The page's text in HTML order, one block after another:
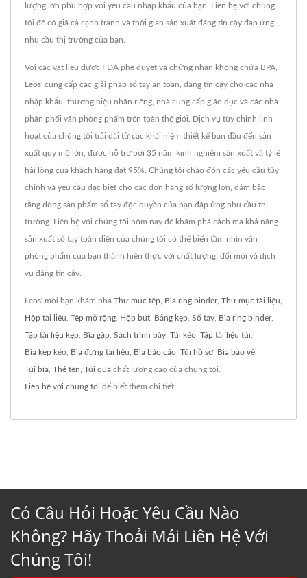
lượng lớn phù hợp với yêu cầu nhập khẩu của bạn. Liên hệ với chúng
tôi để có giá cả cạnh tranh và thời gian sản xuất đáng tin cậy đáp ứng
nhu cầu thị trường của bạn.
Với các vật liệu được FDA phê duyệt và chứng nhận không chứa BPA,
Leos' cung cấp các giải pháp sổ tay an toàn, đáng tin cậy cho các nhà
nhập khẩu, thương hiệu nhãn riêng, nhà cung cấp giáo dục và các nhà
phân phối văn phòng phẩm trên toàn thế giới. Dịch vụ tùy chỉnh linh
hoạt của chúng tôi trải dài từ các khái niệm thiết kế ban đầu đến sản
xuất quy mô lớn, được hỗ trợ bởi 35 năm kinh nghiệm sản xuất và tỷ lệ
hài lòng của khách hàng đạt 95%. Chúng tôi chào đón các yêu cầu tùy
chỉnh và yêu cầu đặc biệt cho các đơn hàng số lượng lớn, đảm bảo
rằng dòng sản phẩm sổ tay độc quyền của bạn đáp ứng nhu cầu thị
trường. Liên hệ với chúng tôi hôm nay để khám phá cách mà khả năng
sản xuất sổ tay toàn diện của chúng tôi có thể biến tầm nhìn văn
phòng phẩm của bạn thành hiện thực với chất lượng, đổi mới và dịch
vụ đáng tin cậy.
Leos' mời bạn khám phá Thư mục tệp Bìa ring binder, Thư mục tài liệu
Hộp tài liệu Tệp mở rộng Hộp bút Bảng kẹp Sổ tay Bìa ring binder,
Tập tài liệu kẹp Bìa gập Sách trình bày Túi kéo Tập tài liệu túi
Bìa kẹp kéo Bìa đựng tài liệu Bìa báo cáo Túi hồ sơ, Bìa bảo vệ
Túi bìa Thẻ tên Túi quà chất lượng cao của chúng tôi.
Liên hệ với chúng tôi để biết thêm chi tiết!
Có Câu Hỏi Hoặc Yêu Cầu Nào
Không? Hãy Thoải Mái Liên Hệ Với
Chúng Tôi!